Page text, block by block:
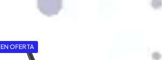
EN OFERTA